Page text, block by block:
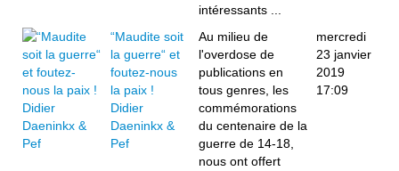
intéressants ...
“Maudite soit
la guerre“ et
foutez-nous
la paix !
Didier
Daeninkx &
Pef
Au milieu de
l'overdose de
publications en
tous genres, les
commémorations
du centenaire de la
guerre de 14-18,
nous ont offert
mercredi
23 janvier
2019
17:09